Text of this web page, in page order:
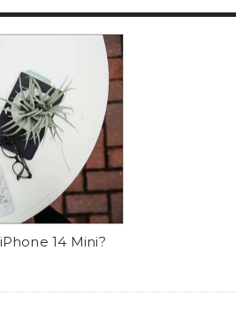
14 Mini?